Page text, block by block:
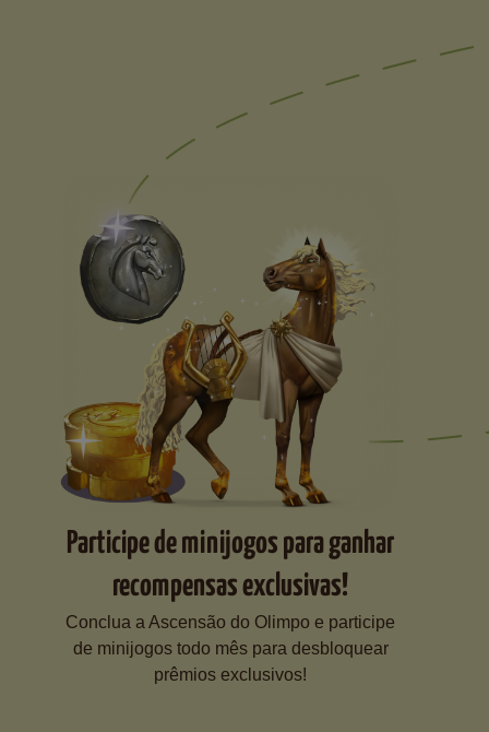
Participe de minijogos para ganhar
recompensas exclusivas!
Conclua a Ascensão do Olimpo e participe
de minijogos todo mês para desbloquear
prêmios exclusivos!